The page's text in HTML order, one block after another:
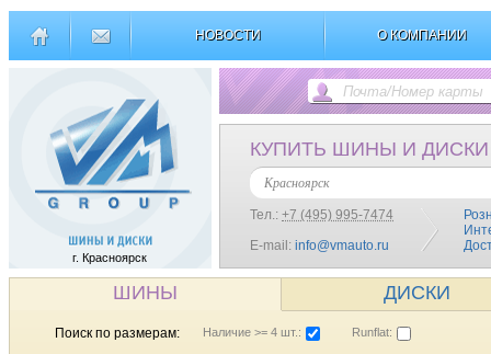
НОВОСТИ О КОМПАНИИ
г. Красноярск
КУПИТЬ ШИНЫ И ДИСКИ
Красноярск
Тел.: +7 (495) 995-7474
E-mail: info@vmauto.ru
ШИНЫ ДИСКИ
Поиск по размерам: Наличие >= 4 шт.: Runflat: